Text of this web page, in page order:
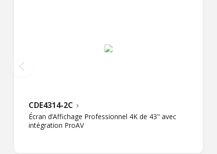
CDE4314-2C
Écran d’Affichage Professionnel 4K de 43" avec
intégration ProAV